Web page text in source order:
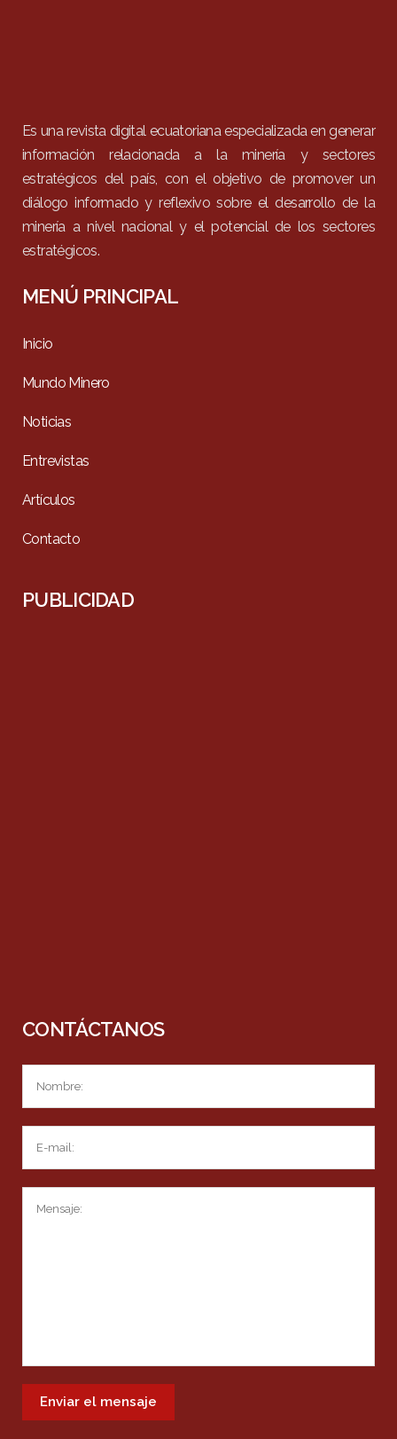
Es una revista digital ecuatoriana especializada en generar
información relacionada a la minería y sectores
estratégicos del país, con el objetivo de promover un
diálogo informado y reflexivo sobre el desarrollo de la
minería a nivel nacional y el potencial de los sectores
estratégicos.
MENÚ PRINCIPAL
Inicio
Mundo Minero
Noticias
Entrevistas
Artículos
Contacto
PUBLICIDAD
CONTÁCTANOS